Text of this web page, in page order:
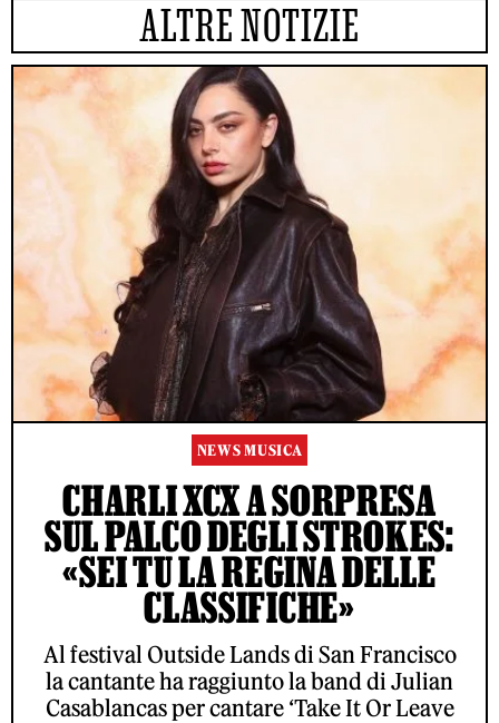
ALTRE NOTIZIE
NEWS MUSICA
CHARLI XCX A SORPRESA
SUL PALCO DEGLI STROKES:
«SEI TU LA REGINA DELLE
CLASSIFICHE»
Al festival Outside Lands di San Francisco
la cantante ha raggiunto la band di Julian
Casablancas per cantare ‘Take It Or Leave